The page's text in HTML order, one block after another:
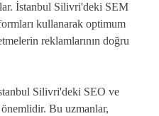
İstanbul Silivri'deki SEM
kullanarak optimum
reklamlarının doğru
Silivri'deki SEO ve
Bu uzmanlar,